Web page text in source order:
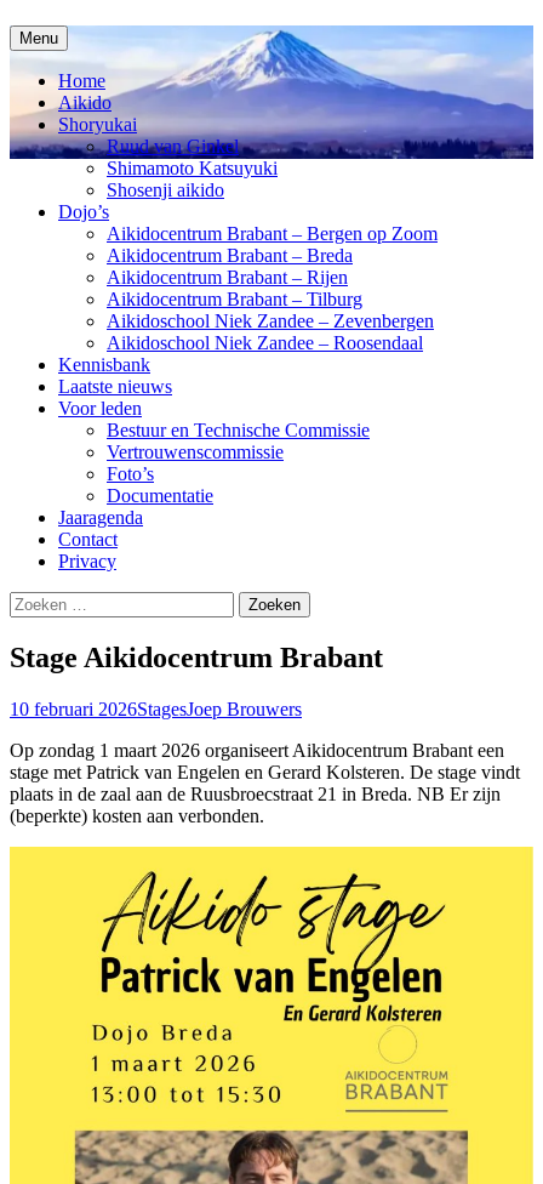
Menu Spring
naar
inhoud
Home
Aikido
Shoryukai
Ruud van Ginkel
Shimamoto Katsuyuki
Shosenji aikido
Dojo’s
Aikidocentrum Brabant – Bergen op Zoom
Aikidocentrum Brabant – Breda
Aikidocentrum Brabant – Rijen
Aikidocentrum Brabant – Tilburg
Aikidoschool Niek Zandee – Zevenbergen
Aikidoschool Niek Zandee – Roosendaal
Kennisbank
Laatste nieuws
Voor leden
Bestuur en Technische Commissie
Vertrouwenscommissie
Foto’s
Documentatie
Jaaragenda
Contact
Privacy
Zoeken
naar:
Stage Aikidocentrum Brabant
10 februari 2026StagesJoep Brouwers
Op zondag 1 maart 2026 organiseert Aikidocentrum Brabant een
stage met Patrick van Engelen en Gerard Kolsteren. De stage vindt
plaats in de zaal aan de Ruusbroecstraat 21 in Breda. NB Er zijn
(beperkte) kosten aan verbonden.